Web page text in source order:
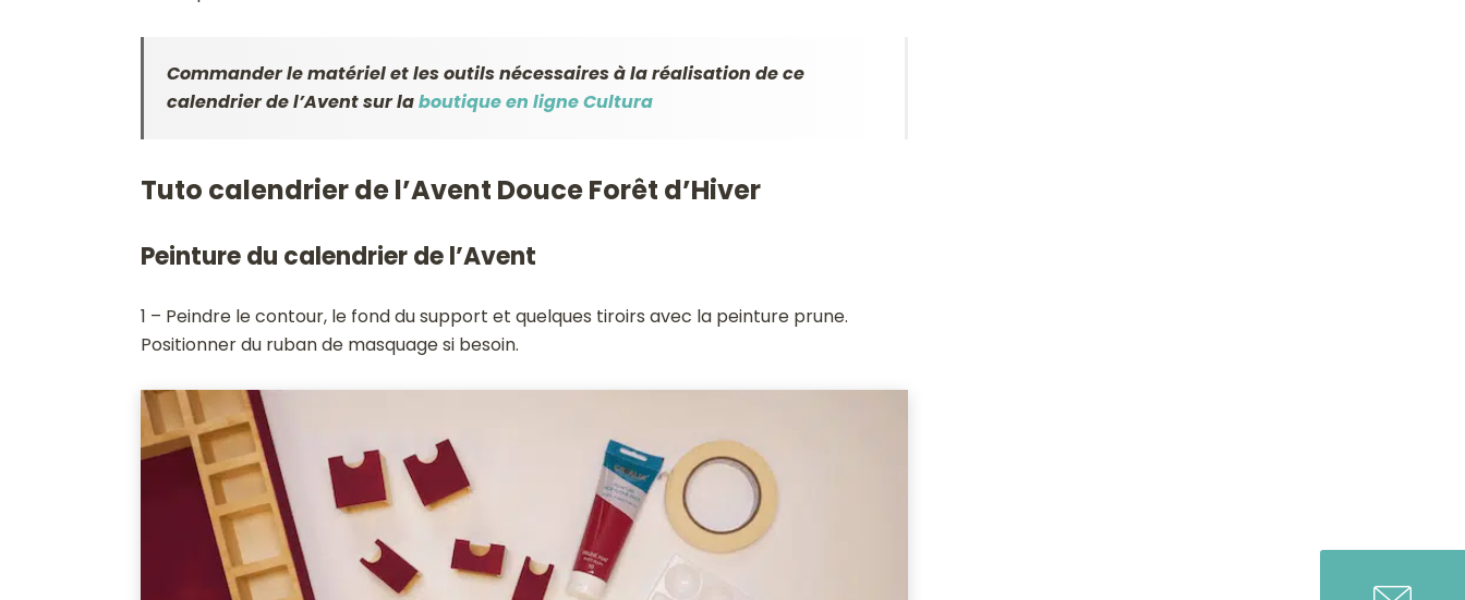
Commander le matériel et les outils nécessaires à la réalisation de ce
calendrier de l’Avent sur laboutique en ligne Cultura
Tuto calendrier de l’Avent Douce Forêt d’Hiver
Peinture du calendrier de l’Avent
1 – Peindre le contour, le fond du support et quelques tiroirs avec la peinture prune.
Positionner du ruban de masquage si besoin.